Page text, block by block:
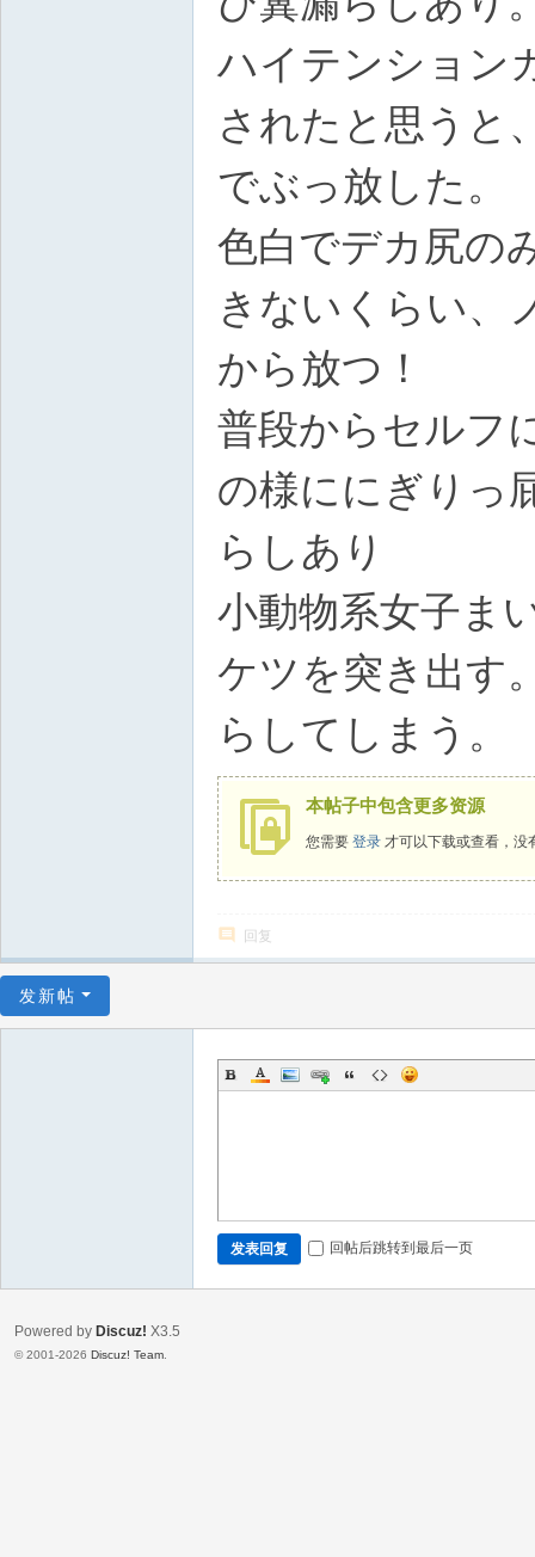
ハイテンション
されたと思うと
でぶっ放した。
色白でデカ尻の
きないくらい、
から放つ！
普段からセルフ
の様ににぎりっ
らしあり
小動物系女子ま
ケツを突き出す
らしてしまう。
本帖子中包含更多资源
您需要 登录 才可以下载或查看，没
回复
发新帖
发表回复 回帖后跳转到最后一页
Powered by Discuz! X3.5
© 2001-2026 Discuz! Team